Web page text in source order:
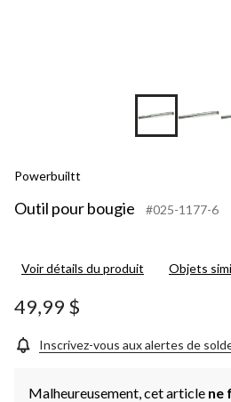
Powerbuiltt
Outil pour bougie #025-1177-6
Voir détails du produit Objets
49,99 $
Inscrivez-vous aux alertes de
Malheureusement, cet article ne